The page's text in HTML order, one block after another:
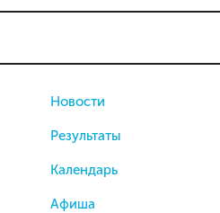
Новости
Результаты
Календарь
Афиша